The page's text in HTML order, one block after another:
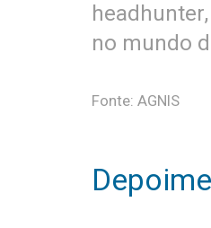
no mundo
Fonte: AGNIS